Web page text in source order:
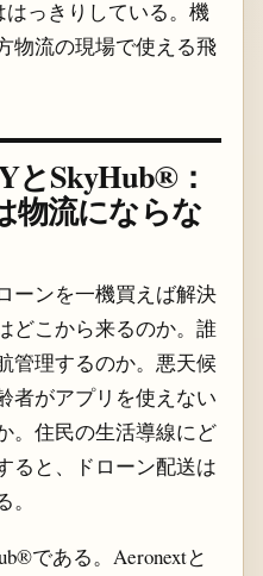
はっきりしている。機
物流の現場で使える飛
SkyHub®：
物流にならな
ーンを一機買えば解決
どこから来るのか。誰
管理するのか。悪天候
者がアプリを使えない
。住民の生活導線にど
ると、ドローン配送は
である。Aeronextと